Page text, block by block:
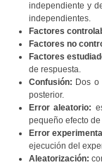
independiente y
independientes.
Factores
Factores no
Factores
de respuesta.
Confusión: Dos
posterior.
Error aleatorio:
pequeño efecto
Error
ejecución del
Aleatorización: